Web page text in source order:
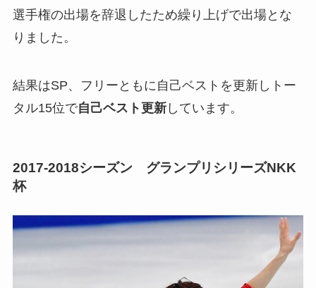
選手権の出場を辞退したため繰り上げで出場とな
りました。
結果はSP、フリーともに自己ベストを更新しトー
タル15位で自己ベスト更新しています。
2017-2018シーズン グランプリシリーズNKK
杯